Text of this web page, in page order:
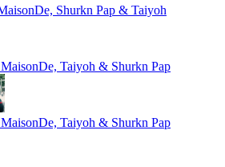
Shurkn Pap & Taiyoh
MaisonDe, Taiyoh & Shurkn Pap
MaisonDe, Taiyoh & Shurkn Pap